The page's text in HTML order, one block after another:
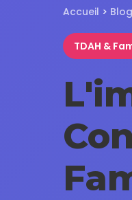
Accueil > Blog
TDAH &